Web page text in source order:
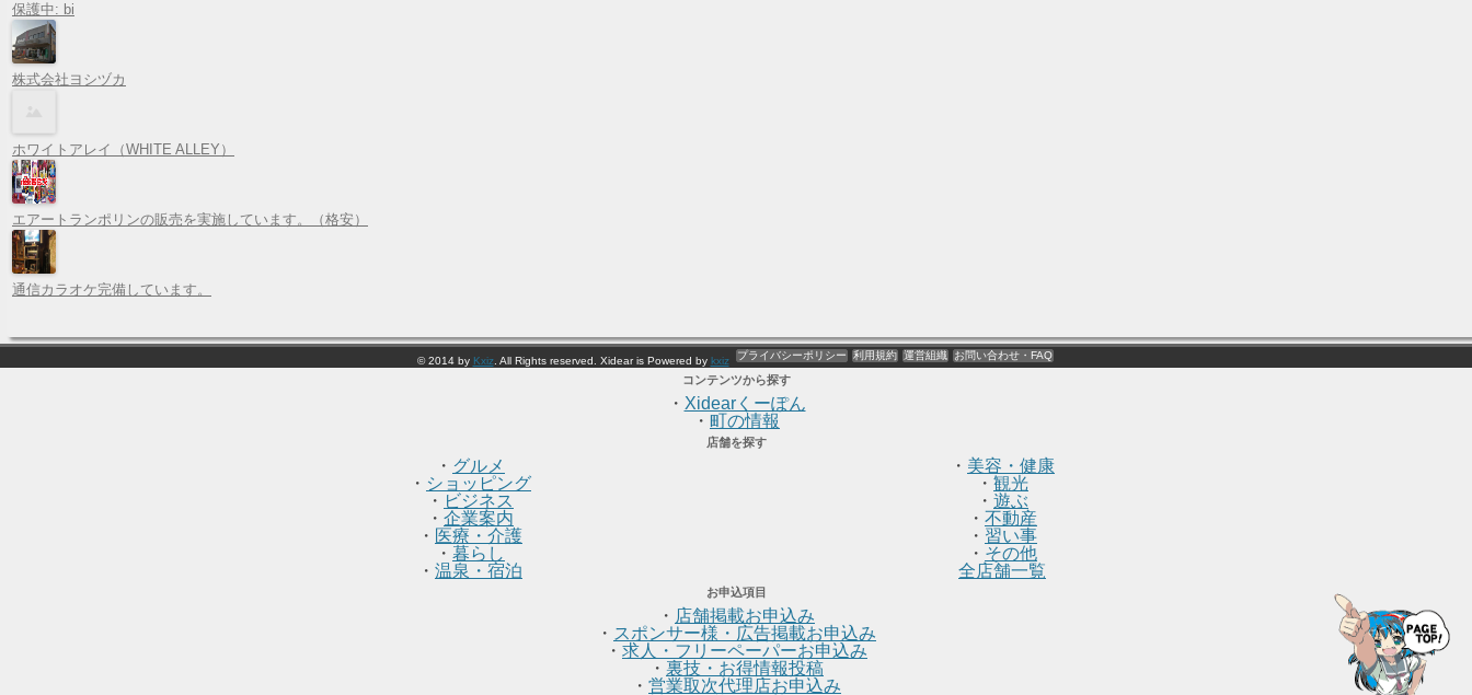
保護中: bi
株式会社ヨシヅカ
ホワイトアレイ（WHITE ALLEY）
エアートランポリンの販売を実施しています。（格安）
通信カラオケ完備しています。
© 2014 by Kxiz. All Rights reserved. Xidear is Powered by kxiz プライバシーポリシー 利用規約 運営組織 お問い合わせ・FAQ
コンテンツから探す
・ Xidearくーぽん
・ 町の情報
店舗を探す
・ グルメ
・ ショッピング
・ ビジネス
・ 企業案内
・ 医療・介護
・ 暮らし
・ 温泉・宿泊
・ 美容・健康
・ 観光
・ 遊ぶ
・ 不動産
・ 習い事
・ その他
全店舗一覧
お申込項目
・ 店舗掲載お申込み
・ スポンサー様・広告掲載お申込み
・ 求人・フリーペーパーお申込み
・ 裏技・お得情報投稿
・ 営業取次代理店お申込み